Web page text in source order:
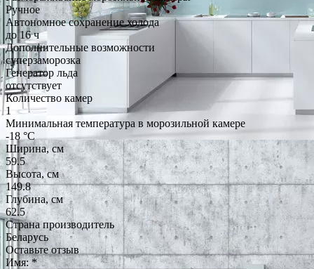
Ручное
Автономное сохранение холода
до 16 ч
Дополнительные возможности
суперзаморозка
Генератор льда
отсутствует
Количество камер
1
Минимальная температура в морозильной камере
-18 °C
Ширина, см
59.5
Высота, см
149.8
Глубина, см
62.5
Страна производитель
Беларусь
Оставьте отзыв
Имя:*